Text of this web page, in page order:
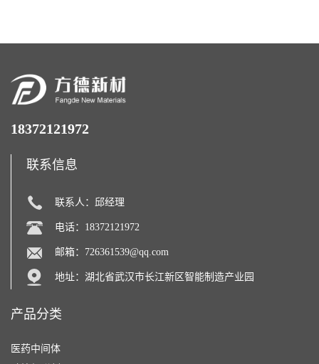
18372121972
联系信息
联系人：邱经理
电话：18372121972
邮箱： 726361539@qq.com
地址：湖北省武汉市长江新区智能制造产业园
产品分类
医药中间体